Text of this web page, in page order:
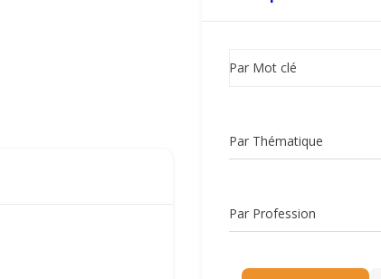
Par Mot clé
Par Thématique
Par Profession